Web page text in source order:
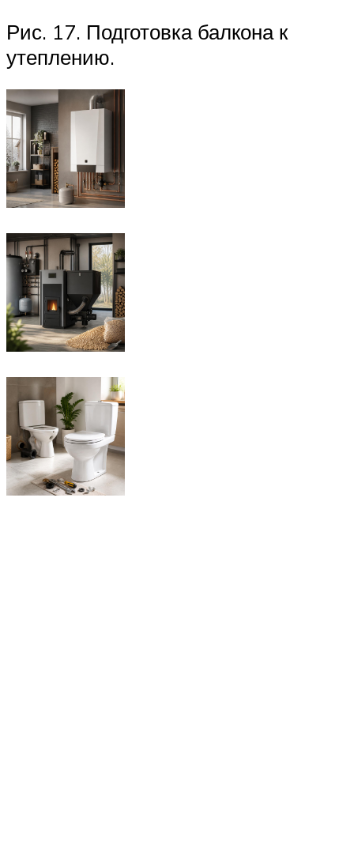
Рис. 17. Подготовка балкона к
утеплению.